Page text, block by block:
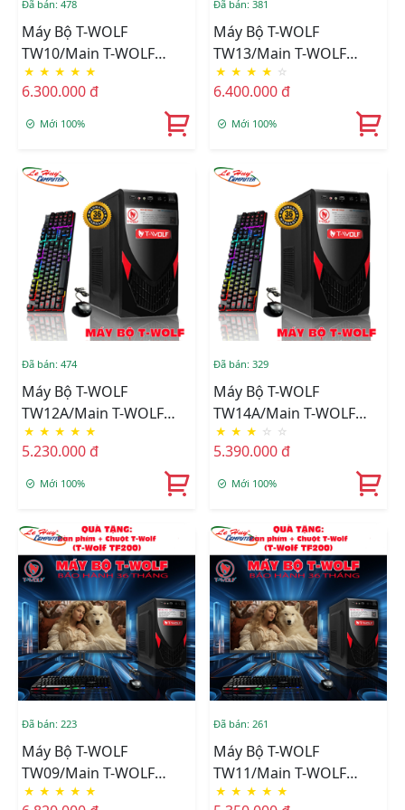
Đã bán: 478
Máy Bộ T-WOLF
TW10/Main T-WOLF
H310/CPU Intel I5-
8500/Ram DDR4
8GB/3200/SSD T-Wolf
F24IFHD100+Tặng Bộ
Phím Chuột T-Wolf
TF200
★ ★ ★ ★ ★
6.300.000 đ
Mới 100%
Đã bán: 381
Máy Bộ T-WOLF
TW13/Main T-WOLF
H610/CPU Intel
G7400/Ram DDR4
8GB/3200/SSD T-Wolf
F22VFHD75+Tặng Bộ
Phím Chuột T-Wolf
TF200
★ ★ ★ ★ ☆
6.400.000 đ
Mới 100%
Đã bán: 474
Máy Bộ T-WOLF
TW12A/Main T-WOLF
H510/CPU Intel Core I3-
10105/Ram DDR4
8GB/3200/SSD T-WOLF
TW-P350+Tặng Bộ Phím
Chuột T-Wolf TF200
★ ★ ★ ★ ★
5.230.000 đ
Mới 100%
Đã bán: 329
Máy Bộ T-WOLF
TW14A/Main T-WOLF
H610/CPU Intel Core I3-
12100/Ram DDR4
8GB/3200/SSD T-WOLF
TW-P350+Tặng Bộ Phím
Chuột T-Wolf TF200
★ ★ ★ ☆ ☆
5.390.000 đ
Mới 100%
Đã bán: 223
Máy Bộ T-WOLF
TW09/Main T-WOLF
H310/CPU Intel I3-
★ ★ ★ ★ ★
Đã bán: 261
Máy Bộ T-WOLF
TW11/Main T-WOLF
H510/CPU Intel
★ ★ ★ ★ ★